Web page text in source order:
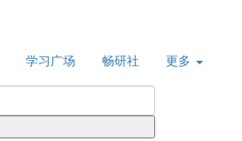
学习广场 畅研社 更多